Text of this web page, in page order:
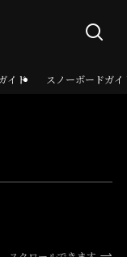
イド スノーボードガイ